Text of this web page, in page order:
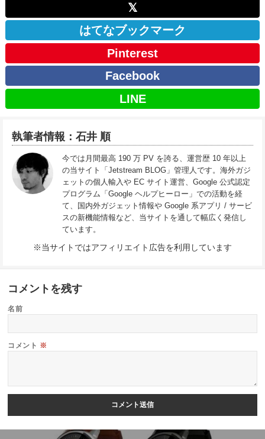
𝕏
はてなブックマーク
Pinterest
Facebook
LINE
執筆者情報：石井 順
今では月間最高 190 万 PV を誇る、運営歴 10 年以上
の当サイト「Jetstream BLOG」管理人です。海外ガジ
ェットの個人輸入や EC サイト運営、Google 公式認定
プログラム「Google ヘルプヒーロー」での活動を経
て、国内外ガジェット情報や Google 系アプリ / サービ
スの新機能情報など、当サイトを通して幅広く発信し
ています。
※当サイトではアフィリエイト広告を利用しています
コメントを残す
名前
コメント ※